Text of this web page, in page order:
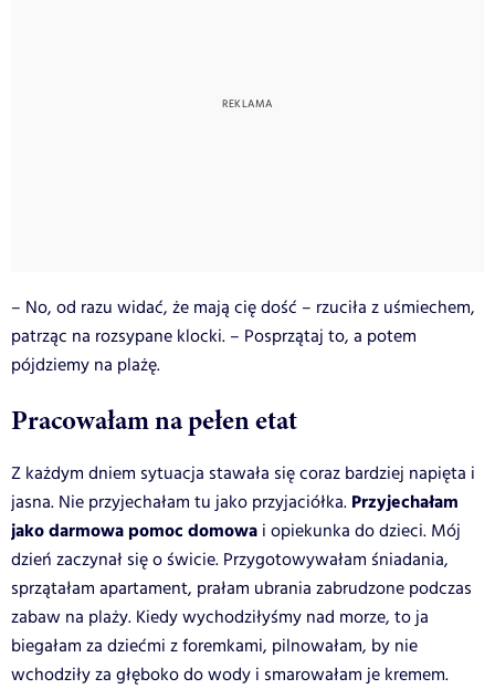
– No, od razu widać, że mają cię dość – rzuciła z uśmiechem,
patrząc na rozsypane klocki. – Posprzątaj to, a potem
pójdziemy na plażę.
Pracowałam na pełen etat
Z każdym dniem sytuacja stawała się coraz bardziej napięta i
jasna. Nie przyjechałam tu jako przyjaciółka. Przyjechałam
jako darmowa pomoc domowa i opiekunka do dzieci. Mój
dzień zaczynał się o świcie. Przygotowywałam śniadania,
sprzątałam apartament, prałam ubrania zabrudzone podczas
zabaw na plaży. Kiedy wychodziłyśmy nad morze, to ja
biegałam za dziećmi z foremkami, pilnowałam, by nie
wchodziły za głęboko do wody i smarowałam je kremem.